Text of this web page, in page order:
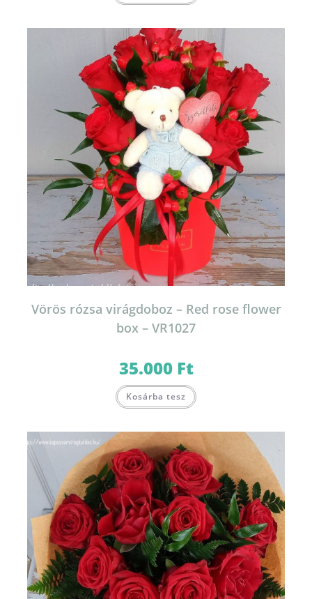
Vörös rózsa virágdoboz – Red rose flower
box – VR1027
35.000 Ft
Kosárba tesz